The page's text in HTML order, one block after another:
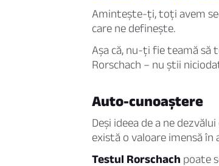
Amintește-ți, toți avem
care ne definește.
Așa că, nu-ți fie teamă să
Rorschach – nu știi
Auto-cunoaștere
Deși ideea de a ne
există o valoare imensă în
Testul Rorschach poate